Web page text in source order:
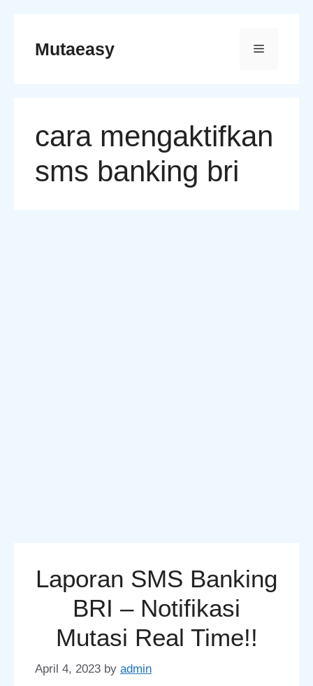
contentMutaeasy Menu
cara mengaktifkan
sms banking bri
Laporan SMS Banking
BRI – Notifikasi
Mutasi Real Time!!
April 4, 2023 by admin